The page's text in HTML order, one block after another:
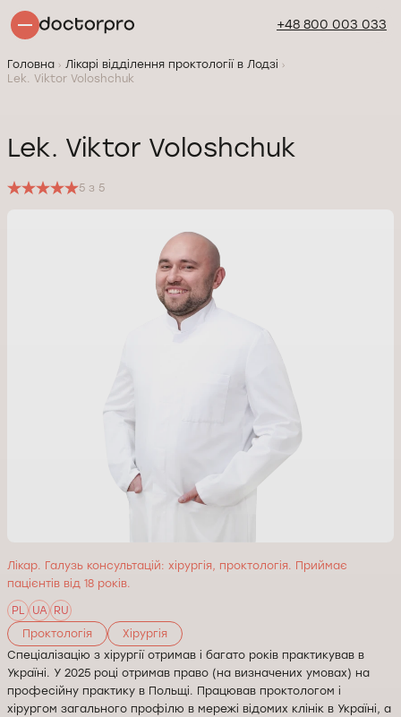
+48 800 003 033
Головна
Лікарі відділення проктології в Лодзі
Lek. Viktor Voloshchuk
Lek. Viktor Voloshchuk
5 з 5
Лікар. Галузь консультацій: хірургія, проктологія. Приймає
пацієнтів від 18 років.
PL UA
RU
Проктологія
Хірургія
Спеціалізацію з хірургії отримав і багато років практикував в
Україні. У 2025 році отримав право (на визначених умовах) на
професійну практику в Польщі. Працював проктологом і
хірургом загального профілю в мережі відомих клінік в Україні, а